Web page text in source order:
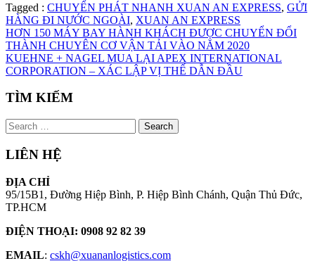
Tagged : CHUYỂN PHÁT NHANH XUAN AN EXPRESS, GỬI
HÀNG ĐI NƯỚC NGOÀI, XUAN AN EXPRESS
Continue
Reading
HƠN 150 MÁY BAY HÀNH KHÁCH ĐƯỢC CHUYỂN ĐỔI
THÀNH CHUYÊN CƠ VẬN TẢI VÀO NĂM 2020
KUEHNE + NAGEL MUA LẠI APEX INTERNATIONAL
CORPORATION – XÁC LẬP VỊ THẾ DẪN ĐẦU
TÌM KIẾM
Search
for:
LIÊN HỆ
ĐỊA CHỈ
95/15B1, Đường Hiệp Bình, P. Hiệp Bình Chánh, Quận Thủ Đức,
TP.HCM
ĐIỆN THOẠI: 0908 92 82 39
EMAIL: cskh@xuananlogistics.com